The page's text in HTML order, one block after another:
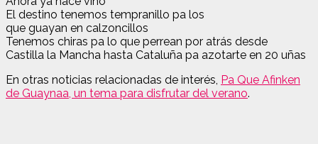
El destino tenemos tempranillo pa los
que guayan en calzoncillos
Tenemos chiras pa lo que perrean por atrás desde
Castilla la Mancha hasta Cataluña pa azotarte en 20 uñas
En otras noticias relacionadas de interés, Pa Que Afinken
de Guaynaa, un tema para disfrutar del verano.